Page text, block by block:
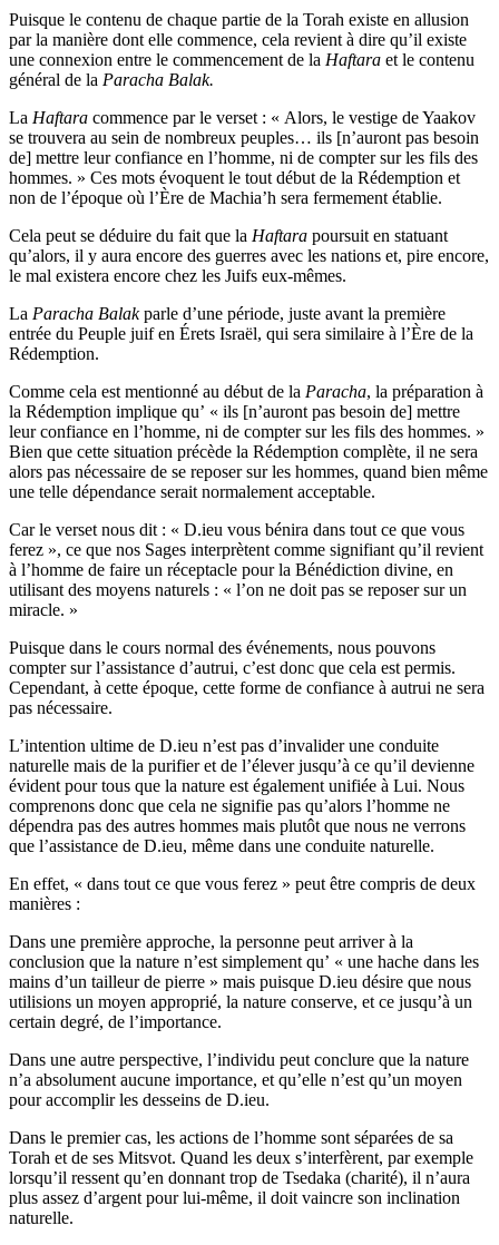
Puisque le contenu de chaque partie de la Torah existe en allusion
par la manière dont elle commence, cela revient à dire qu’il existe
une connexion entre le commencement de la Haftara et le contenu
général de la Paracha Balak.
La Haftara commence par le verset : « Alors, le vestige de Yaakov
se trouvera au sein de nombreux peuples… ils [n’auront pas besoin
de] mettre leur confiance en l’homme, ni de compter sur les fils des
hommes. » Ces mots évoquent le tout début de la Rédemption et
non de l’époque où l’Ère de Machia’h sera fermement établie.
Cela peut se déduire du fait que la Haftara poursuit en statuant
qu’alors, il y aura encore des guerres avec les nations et, pire encore,
le mal existera encore chez les Juifs eux-mêmes.
La Paracha Balakparle d’une période, juste avant la première
entrée du Peuple juif en Érets Israël, qui sera similaire à l’Ère de la
Rédemption.
Comme cela est mentionné au début de la Paracha, la préparation à
la Rédemption implique qu’ « ils [n’auront pas besoin de] mettre
leur confiance en l’homme, ni de compter sur les fils des hommes. »
Bien que cette situation précède la Rédemption complète, il ne sera
alors pas nécessaire de se reposer sur les hommes, quand bien même
une telle dépendance serait normalement acceptable.
Car le verset nous dit : « D.ieu vous bénira dans tout ce que vous
ferez », ce que nos Sages interprètent comme signifiant qu’il revient
à l’homme de faire un réceptacle pour la Bénédiction divine, en
utilisant des moyens naturels : « l’on ne doit pas se reposer sur un
miracle. »
Puisque dans le cours normal des événements, nous pouvons
compter sur l’assistance d’autrui, c’est donc que cela est permis.
Cependant, à cette époque, cette forme de confiance à autrui ne sera
pas nécessaire.
L’intention ultime de D.ieu n’est pas d’invalider une conduite
naturelle mais de la purifier et de l’élever jusqu’à ce qu’il devienne
évident pour tous que la nature est également unifiée à Lui. Nous
comprenons donc que cela ne signifie pas qu’alors l’homme ne
dépendra pas des autres hommes mais plutôt que nous ne verrons
que l’assistance de D.ieu, même dans une conduite naturelle.
En effet, « dans tout ce que vous ferez » peut être compris de deux
manières :
Dans une première approche, la personne peut arriver à la
conclusion que la nature n’est simplement qu’ « une hache dans les
mains d’un tailleur de pierre » mais puisque D.ieu désire que nous
utilisions un moyen approprié, la nature conserve, et ce jusqu’à un
certain degré, de l’importance.
Dans une autre perspective, l’individu peut conclure que la nature
n’a absolument aucune importance, et qu’elle n’est qu’un moyen
pour accomplir les desseins de D.ieu.
Dans le premier cas, les actions de l’homme sont séparées de sa
Torah et de ses Mitsvot. Quand les deux s’interfèrent, par exemple
lorsqu’il ressent qu’en donnant trop de Tsedaka (charité), il n’aura
plus assez d’argent pour lui-même, il doit vaincre son inclination
naturelle.